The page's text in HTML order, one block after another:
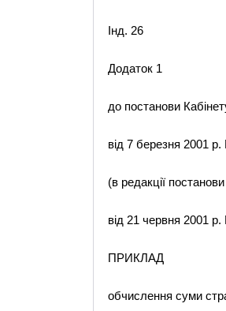
Інд. 26
Додаток 1
до постанови
від 7 березня 2001
(в редакції
від 21 червня 2001 р.
ПРИКЛАД
обчислення суми